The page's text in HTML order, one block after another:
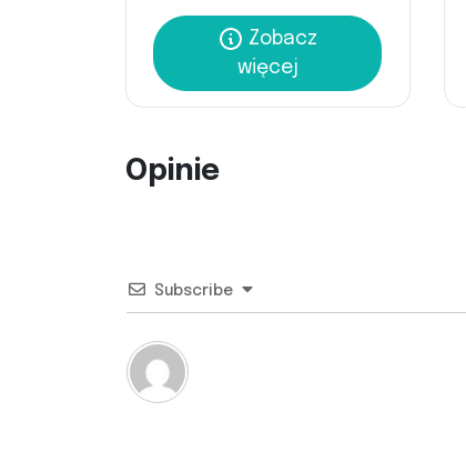
Zobacz
więcej
Opinie
Subscribe